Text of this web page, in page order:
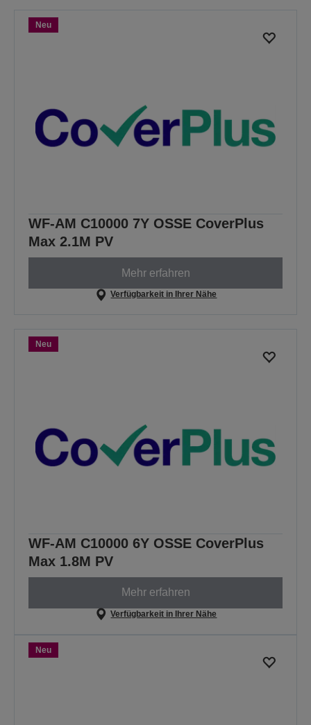
Neu
WF-AM C10000 7Y OSSE CoverPlus
Max 2.1M PV
Mehr erfahren
Verfügbarkeit in Ihrer Nähe
Neu
WF-AM C10000 6Y OSSE CoverPlus
Max 1.8M PV
Mehr erfahren
Verfügbarkeit in Ihrer Nähe
Neu